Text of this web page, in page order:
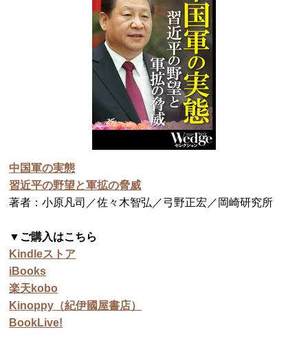
中国軍の実態
習近平の野望と軍拡の脅威
著者：小原凡司／佐々木智弘／弓野正宏／岡崎研究所
▼ご購入はこちら
Kindleストア
iBooks
楽天kobo
Kinoppy（紀伊國屋書店）
BookLive!